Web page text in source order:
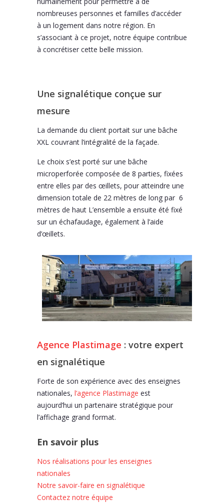
nombreuses personnes et familles d’accéder
à un logement dans notre région. En
s’associant à ce projet, notre équipe contribue
à concrétiser cette belle mission.
Une signalétique conçue sur
mesure
La demande du client portait sur une bâche
XXL couvrant l’intégralité de la façade.
Le choix s’est porté sur une bâche
microperforée composée de 8 parties, fixées
entre elles par des œillets, pour atteindre une
dimension totale de 22 mètres de long par 6
mètres de haut L’ensemble a ensuite été fixé
sur un échafaudage, également à l’aide
d’œillets.
Agence Plastimage : votre expert
en signalétique
Forte de son expérience avec des enseignes
nationales, l’agence Plastimage est
aujourd’hui un partenaire stratégique pour
l’affichage grand format.
En savoir plus
Nos réalisations pour les enseignes
nationales
Notre savoir-faire en signalétique
Contactez notre équipe